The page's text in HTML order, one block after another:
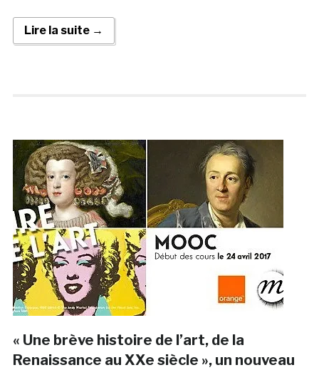
Lire la suite →
« Une brève histoire de l’art, de la
Renaissance au XXe siècle », un nouveau